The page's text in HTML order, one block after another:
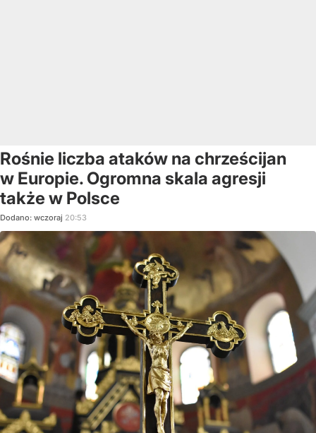
Rośnie liczba ataków na chrześcijan
w Europie. Ogromna skala agresji
także w Polsce
Dodano: wczoraj 20:53